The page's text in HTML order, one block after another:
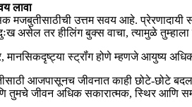
लावा
मजबुतीसाठीची उत्तम सवय आहे. प्रेरणादायी
असेल तर हीलिंग बुक्स वाचा, त्यामुळे
मानसिकदृष्ट्या स्ट्रॉंग होणे म्हणजे आयुष्य
आजपासूनच जीवनात काही छोटे-छोटे
तुमचे जीवन अधिक सकारात्मक, स्थिर आणि